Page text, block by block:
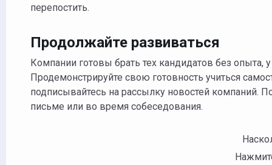
перепостить.
Продолжайте развиваться
Компании готовы брать тех кандидатов без
Продемонстрируйте свою готовность учиться
подписывайтесь на рассылку новостей
письме или во время собеседования.